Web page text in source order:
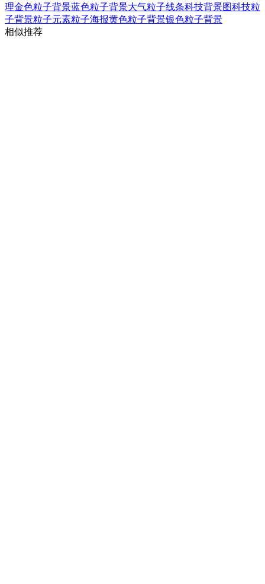
理金色粒子背景蓝色粒子背景大气粒子线条科技背景图科技粒
子背景粒子元素粒子海报黄色粒子背景银色粒子背景
相似推荐